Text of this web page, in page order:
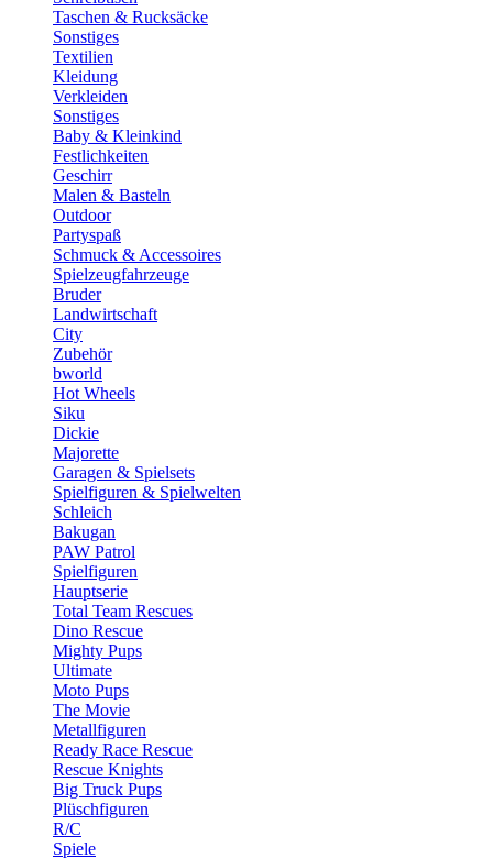
Taschen & Rucksäcke
Sonstiges
Textilien
Kleidung
Verkleiden
Sonstiges
Baby & Kleinkind
Festlichkeiten
Geschirr
Malen & Basteln
Outdoor
Partyspaß
Schmuck & Accessoires
Spielzeugfahrzeuge
Bruder
Landwirtschaft
City
Zubehör
bworld
Hot Wheels
Siku
Dickie
Majorette
Garagen & Spielsets
Spielfiguren & Spielwelten
Schleich
Bakugan
PAW Patrol
Spielfiguren
Hauptserie
Total Team Rescues
Dino Rescue
Mighty Pups
Ultimate
Moto Pups
The Movie
Metallfiguren
Ready Race Rescue
Rescue Knights
Big Truck Pups
Plüschfiguren
R/C
Spiele